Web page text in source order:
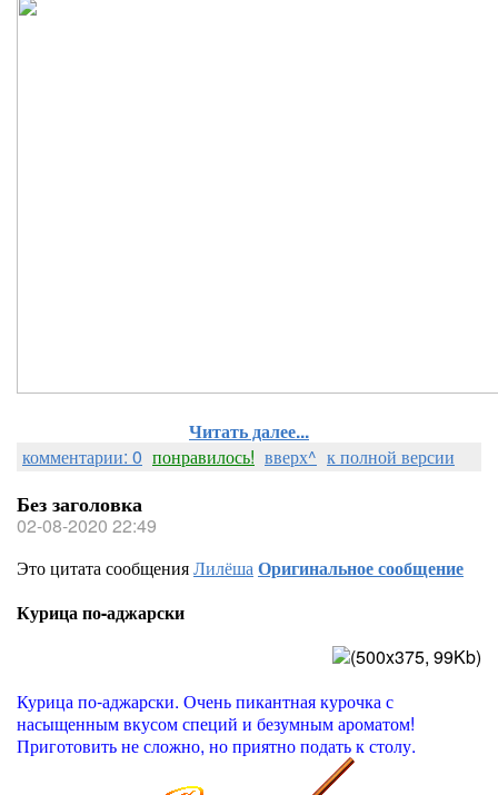
Читать далее...
комментарии: 0 понравилось! вверх^ к полной версии
Без заголовка
02-08-2020 22:49
Это цитата сообщенияЛилёшаОригинальное сообщение
Курица по-аджарски
Курица по-аджарски. Очень пикантная курочка с
насыщенным вкусом специй и безумным ароматом!
Приготовить не сложно, но приятно подать к столу.